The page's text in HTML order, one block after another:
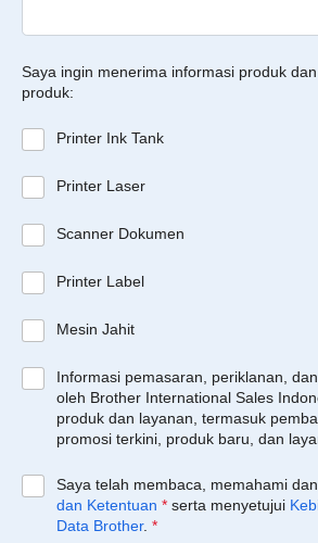
Saya ingin menerima informasi produk
produk:
Printer Ink Tank
Printer Laser
Scanner Dokumen
Printer Label
Mesin Jahit
Informasi pemasaran, periklanan,
oleh Brother International Sales
produk dan layanan, termasuk
promosi terkini, produk baru, dan
Saya telah membaca, memahami
dan Ketentuan * serta menyetujui
Data Brother. *